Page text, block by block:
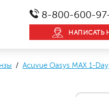
8-800-600-
НАПИСАТЬ
/ Acuvue Oasys MAX 1-Day